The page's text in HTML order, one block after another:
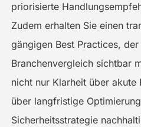
priorisierte
Zudem erhalten Sie einen
gängigen Best Practices,
Branchenvergleich sichtbar
nicht nur Klarheit über akute
über langfristige
Sicherheitsstrategie